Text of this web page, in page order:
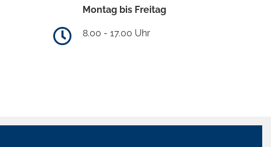
Montag bis Freitag
8.00 - 17.00 Uhr